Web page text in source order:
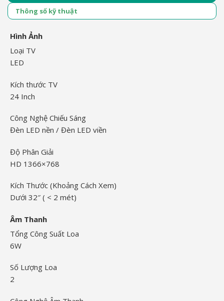
Thông số kỹ thuật
Hình Ảnh
Loại TV
LED
Kích thước TV
24 Inch
Công Nghệ Chiếu Sáng
Đèn LED nền / Đèn LED viền
Độ Phân Giải
HD 1366×768
Kích Thước (Khoảng Cách Xem)
Dưới 32″ ( < 2 mét)
Âm Thanh
Tổng Công Suất Loa
6W
Số Lượng Loa
2